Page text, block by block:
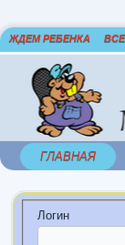
ЖДЕМ РЕБЕНКА
ГЛАВНАЯ
Логин